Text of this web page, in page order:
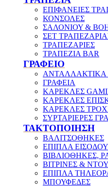
ΕΠΙΦΑΝΕΙΕΣ
ΚΟΝΣΟΛΕΣ
ΣΑΛΟΝΙΟΥ &
ΣΕΤ
ΤΡΑΠΕΖΑΡΙΕΣ
ΤΡΑΠΕΖΙΑ BAR
ΓΡΑΦΕΙΟ
ΑΝΤΑΛΛΑΚΤΙΚΑ
ΓΡΑΦΕΙΑ
ΚΑΡΕΚΛΕΣ
ΚΑΡΕΚΛΕΣ
ΚΑΡΕΚΛΕΣ
ΣΥΡΤΑΡΙΕΡΕΣ
ΤΑΚΤΟΠΟΙΗΣΗ
ΒΑΛΙΤΣΟΘΗΚΕΣ
ΕΠΙΠΛΑ ΕΙΣΟΔΟΥ
ΒΙΒΛΙΟΘΗΚΕΣ,
ΒΙΤΡΙΝΕΣ &
ΕΠΙΠΛΑ
ΜΠΟΥΦΕΔΕΣ